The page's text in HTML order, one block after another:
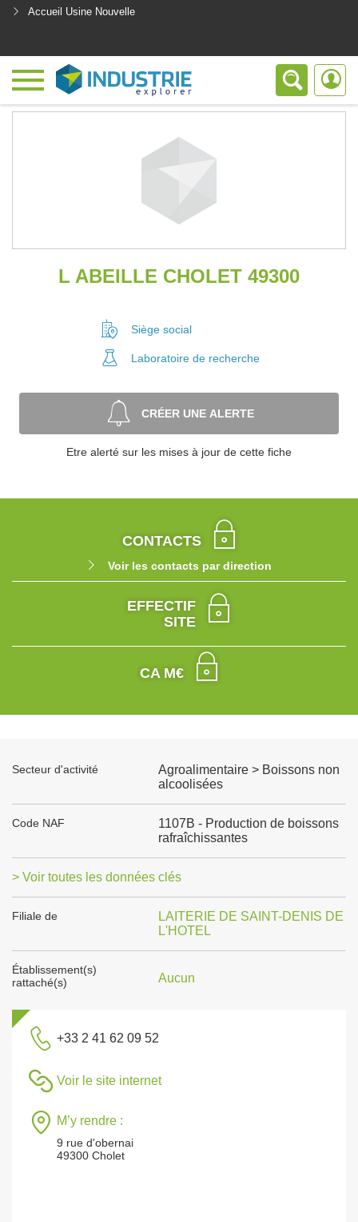
Accueil Usine Nouvelle
L ABEILLE CHOLET 49300
Siège social
Laboratoire de recherche
CRÉER UNE ALERTE
Etre alerté sur les mises à jour de cette fiche
CONTACTS
Voir les contacts par direction
EFFECTIF
SITE
CA M€
Secteur d'activité
Agroalimentaire > Boissons non
alcoolisées
Code NAF
1107B - Production de boissons
rafraîchissantes
> Voir toutes les données clés
Filiale de
LAITERIE DE SAINT-DENIS DE
L'HOTEL
Établissement(s)
rattaché(s)
Aucun
+33 2 41 62 09 52
Voir le site internet
M’y rendre :
9 rue d'obernai
49300 Cholet